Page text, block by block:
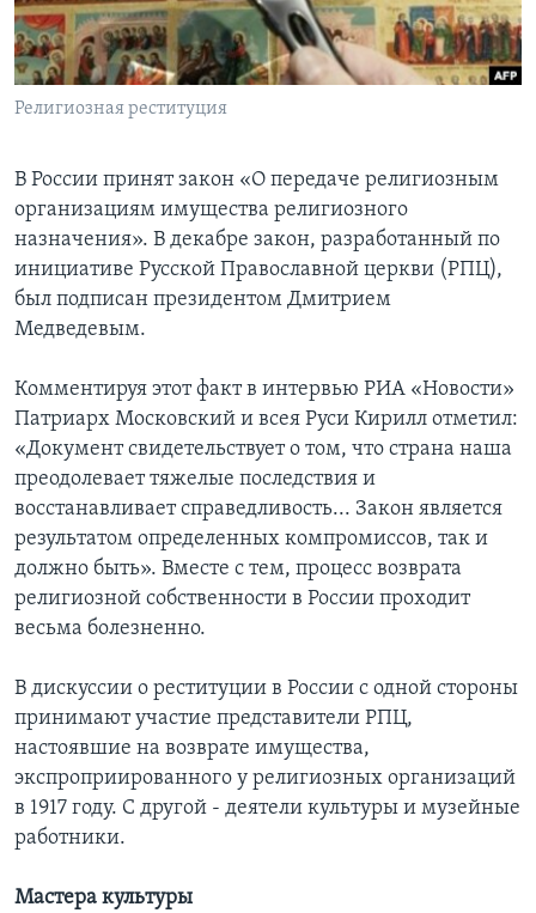
Learning English
СОЦИАЛЬНЫЕ СЕТИ
Языки
Религиозная реституция
В России принят закон «О передаче религиозным
организациям имущества религиозного
назначения». В декабре закон, разработанный по
инициативе Русской Православной церкви (РПЦ),
был подписан президентом Дмитрием
Медведевым.
Комментируя этот факт в интервью РИА «Новости»
Патриарх Московский и всея Руси Кирилл отметил:
«Документ свидетельствует о том, что страна наша
преодолевает тяжелые последствия и
восстанавливает справедливость... Закон является
результатом определенных компромиссов, так и
должно быть». Вместе с тем, процесс возврата
религиозной собственности в России проходит
весьма болезненно.
В дискуссии о реституции в России с одной стороны
принимают участие представители РПЦ,
настоявшие на возврате имущества,
экспроприированного у религиозных организаций
в 1917 году. С другой - деятели культуры и музейные
работники.
Мастера культуры